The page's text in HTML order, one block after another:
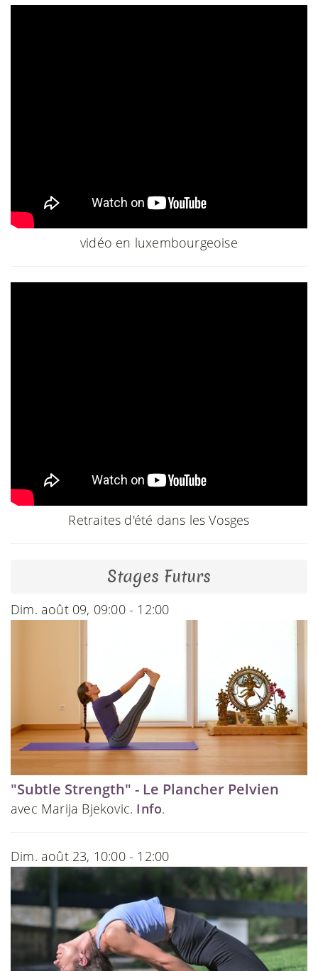
vidéo en luxembourgeoise
Retraites d'été dans les Vosges
Stages Futurs
Dim. août 09, 09:00 - 12:00
"Subtle Strength" - Le Plancher Pelvien
avec Marija Bjekovic. Info.
Dim. août 23, 10:00 - 12:00